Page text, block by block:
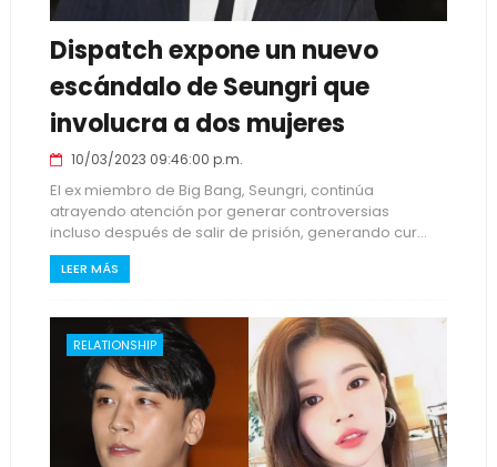
Dispatch expone un nuevo
escándalo de Seungri que
involucra a dos mujeres
10/03/2023 09:46:00 p.m.
El ex miembro de Big Bang, Seungri, continúa
atrayendo atención por generar controversias
incluso después de salir de prisión, generando cur...
LEER MÁS
RELATIONSHIP